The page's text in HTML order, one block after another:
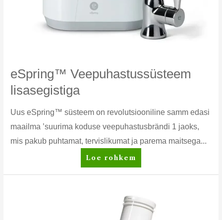
eSpring™ Veepuhastussüsteem
lisasegistiga
Uus eSpring™ süsteem on revolutsiooniline samm edasi
maailma ’suurima koduse veepuhastusbrändi 1 jaoks,
mis pakub puhtamat, tervislikumat ja parema maitsega...
eSpring™
Veepuhastussüsteem
Loe rohkem